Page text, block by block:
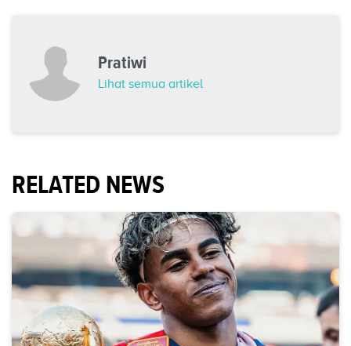
Pratiwi
Lihat semua artikel
RELATED NEWS